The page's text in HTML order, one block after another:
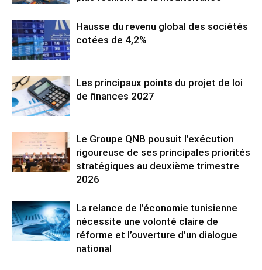
Hausse du revenu global des sociétés
cotées de 4,2%
Les principaux points du projet de loi
de finances 2027
Le Groupe QNB pousuit l’exécution
rigoureuse de ses principales priorités
stratégiques au deuxième trimestre
2026
La relance de l’économie tunisienne
nécessite une volonté claire de
réforme et l’ouverture d’un dialogue
national